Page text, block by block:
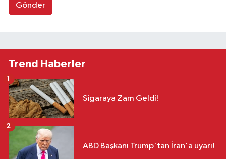
Gönder
Trend Haberler
Sigaraya Zam Geldi!
1
ABD Başkanı Trump'tan İran'a uyarı!
2